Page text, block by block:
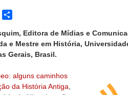
Facebook
Editora de Mídias e
e Mestre em História,
Gerais, Brasil.
alguns caminhos
da História Antiga